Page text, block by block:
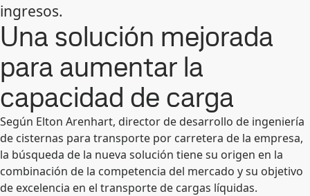
ingresos.
Una solución mejorada
para aumentar la
capacidad de carga
Según Elton Arenhart, director de desarrollo de ingeniería
de cisternas para transporte por carretera de la empresa,
la búsqueda de la nueva solución tiene su origen en la
combinación de la competencia del mercado y su objetivo
de excelencia en el transporte de cargas líquidas.